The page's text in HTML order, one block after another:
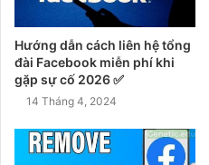
Hướng dẫn cách liên hệ tổng
đài Facebook miễn phí khi
gặp sự cố 2026 ✅
14 Tháng 4, 2024